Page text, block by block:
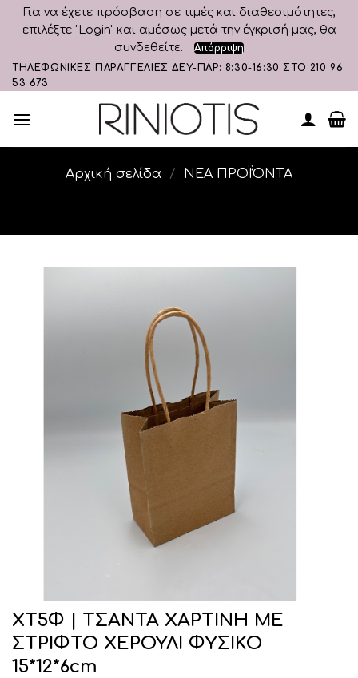
Για να έχετε πρόσβαση σε τιμές και διαθεσιμότητες,
επιλέξτε "Login" και αμέσως μετά την έγκρισή μας, θα
συνδεθείτε.
Απόρριψη
Skip
to
ΤΗΛΕΦΩΝΙΚΕΣ ΠΑΡΑΓΓΕΛΙΕΣ ΔΕΥ-ΠΑΡ: 8:30-16:30 ΣΤΟ 210 96
53 673
Αρχική σελίδα / ΝΕΑ ΠΡΟΪΌΝΤΑ
ΧΤ5Φ | ΤΣΑΝΤΑ ΧΑΡΤΙΝΗ ΜΕ
ΣΤΡΙΦΤΟ ΧΕΡΟΥΛΙ ΦΥΣΙΚΟ
15*12*6cm